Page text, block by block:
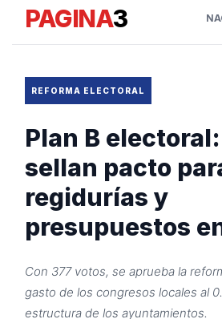
PAGINA3
REFORMA ELECTORAL
Plan B
sellan pacto
regidurías y
presupuestos
Con 377 votos, se aprueba la
gasto de los congresos locales al
estructura de los ayuntamientos.